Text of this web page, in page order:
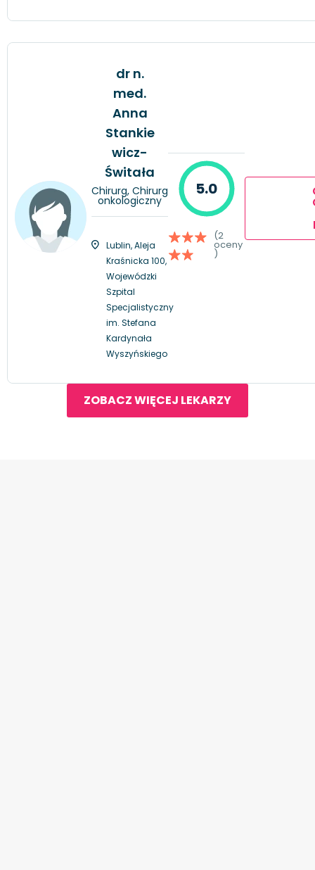
dr n.
med.
Anna
Stankie
wicz-
Świtała
Chirurg, Chirurg
onkologiczny
Lublin, Aleja
Kraśnicka 100,
Wojewódzki
Szpital
Specjalistyczny
im. Stefana
Kardynała
Wyszyńskiego
5.0
(2
oceny
)
ZOBACZ WIĘCEJ LEKARZY